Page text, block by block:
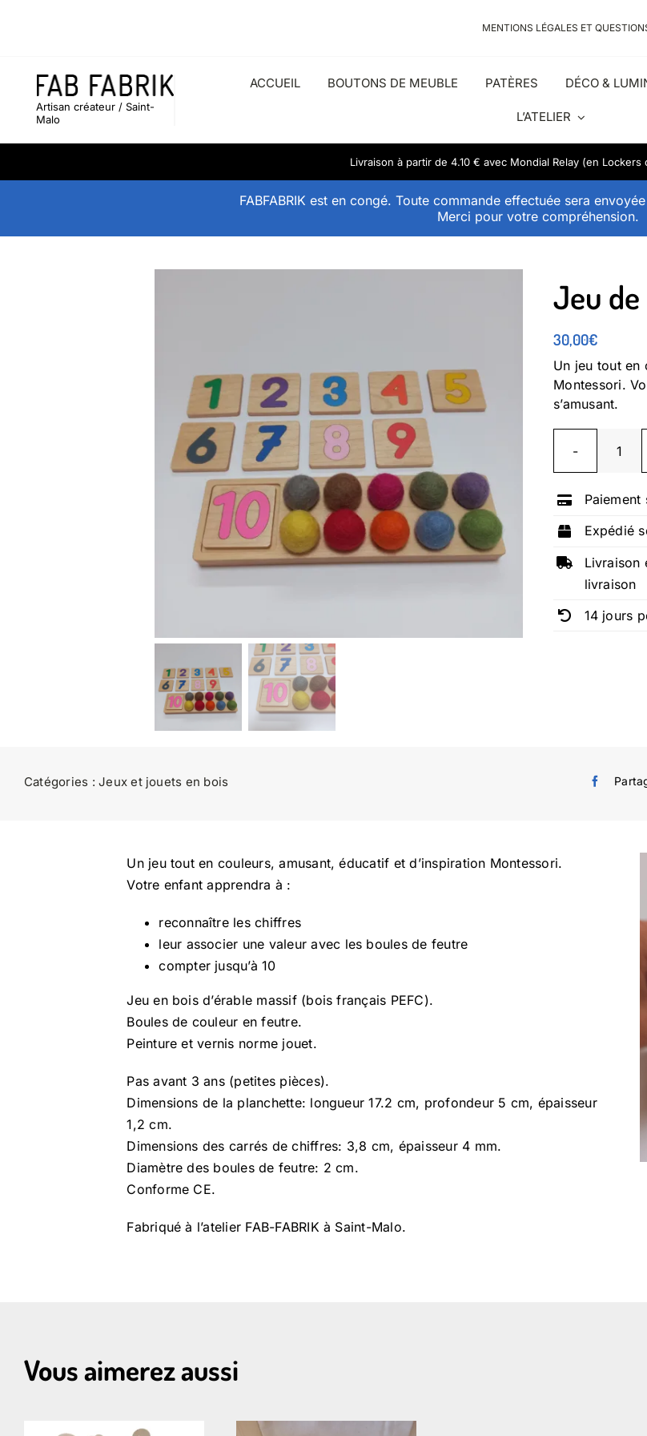
MENTIONS LÉGALES ET
Artisan créateur / Saint-
Malo
ACCUEIL BOUTONS DE MEUBLE PATÈRES DÉCO &
L’ATELIER
Livraison à partir de 4.10 € avec Mondial Relay (en Lockers
FABFABRIK est en congé. Toute commande effectuée sera
Merci pour votre compréhension.
Jeu
30,00€
Un jeu tout en
Montessori.
s’amusant.
Jeu
de
Paiement
Expédié
Livraison
livraison
14 jours
Catégories :Jeux et jouets en bois
Un jeu tout en couleurs, amusant, éducatif et d’inspiration Montessori.
Votre enfant apprendra à :
reconnaître les chiffres
leur associer une valeur avec les boules de feutre
compter jusqu’à 10
Jeu en bois d’érable massif (bois français PEFC).
Boules de couleur en feutre.
Peinture et vernis norme jouet.
Pas avant 3 ans (petites pièces).
Dimensions de la planchette: longueur 17.2 cm, profondeur 5 cm, épaisseur
1,2 cm.
Dimensions des carrés de chiffres: 3,8 cm, épaisseur 4 mm.
Diamètre des boules de feutre: 2 cm.
Conforme CE.
Fabriqué à l’atelier FAB-FABRIK à Saint-Malo.
Vous aimerez aussi